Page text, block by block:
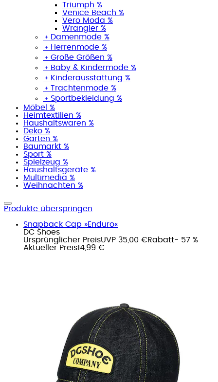
Triumph %
Venice Beach %
Vero Moda %
Wrangler %
﹢ Damenmode %
﹢ Herrenmode %
﹢ Große Größen %
﹢ Baby & Kindermode %
﹢ Kinderausstattung %
﹢ Trachtenmode %
﹢ Sportbekleidung %
Möbel %
Heimtextilien %
Haushaltswaren %
Deko %
Garten %
Baumarkt %
Sport %
Spielzeug %
Haushaltsgeräte %
Multimedia %
Weihnachten %
Produkte überspringen
Snapback Cap »Enduro«
DC Shoes
Ursprünglicher PreisUVP 35,00 €Rabatt- 57 %
Aktueller Preis14,99 €